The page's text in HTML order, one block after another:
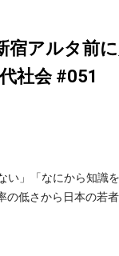
宿アルタ前
社会 #051
い」「なにから知識
低さから日本の若